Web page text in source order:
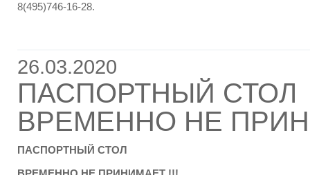
8(495)746-16-28.
26.03.2020
ПАСПОРТНЫЙ СТОЛ
ВРЕМЕННО НЕ
ПАСПОРТНЫЙ СТОЛ